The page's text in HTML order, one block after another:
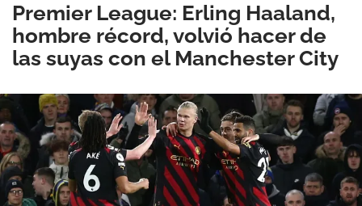
Premier League: Erling Haaland,
hombre récord, volvió hacer de
las suyas con el Manchester City